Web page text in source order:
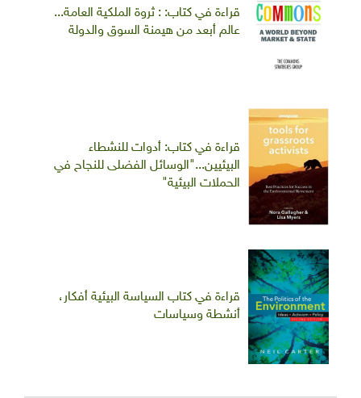
قراءة في كتاب: : ثروة الملكية العامة...
عالم أبعد من هيمنة السوق والدولة
قراءة في كتاب: أدوات للنشطاء
البيئيين..."الوسائل الفضلى للنجاح في
الحملات البيئية"
قراءة في كتاب السياسة البيئية أفكار،
أنشطة وسياسات